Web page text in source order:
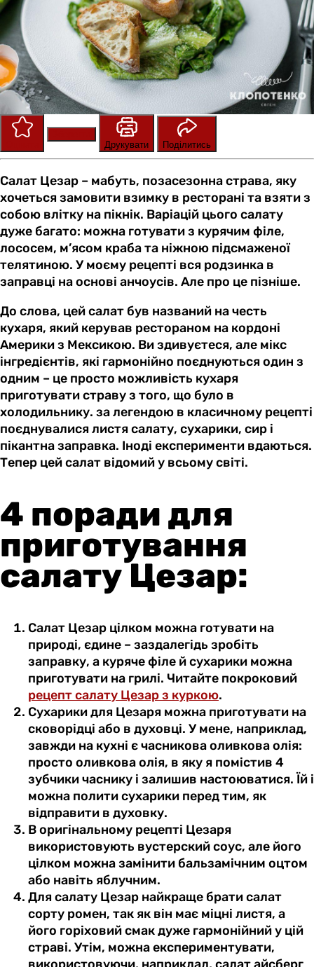
Друкувати
Поділитись
Салат Цезар – мабуть, позасезонна страва, яку
хочеться замовити взимку в ресторані та взяти з
собою влітку на пікнік. Варіацій цього салату
дуже багато: можна готувати з курячим філе,
лососем, м’ясом краба та ніжною підсмаженої
телятиною. У моєму рецепті вся родзинка в
заправці на основі анчоусів. Але про це пізніше.
До слова, цей салат був названий на честь
кухаря, який керував рестораном на кордоні
Америки з Мексикою. Ви здивуєтеся, але мікс
інгредієнтів, які гармонійно поєднуються один з
одним – це просто можливість кухаря
приготувати страву з того, що було в
холодильнику. за легендою в класичному рецепті
поєднувалися листя салату, сухарики, сир і
пікантна заправка. Іноді експерименти вдаються.
Тепер цей салат відомий у всьому світі.
4 поради для
приготування
салату Цезар:
Салат Цезар цілком можна готувати на
природі, єдине – заздалегідь зробіть
заправку, а куряче філе й сухарики можна
приготувати на грилі. Читайте покроковий
рецепт салату Цезар з куркою.
Сухарики для Цезаря можна приготувати на
сковорідці або в духовці. У мене, наприклад,
завжди на кухні є часникова оливкова олія:
просто оливкова олія, в яку я помістив 4
зубчики часнику і залишив настоюватися. Їй і
можна полити сухарики перед тим, як
відправити в духовку.
В оригінальному рецепті Цезаря
використовують вустерский соус, але його
цілком можна замінити бальзамічним оцтом
або навіть яблучним.
Для салату Цезар найкраще брати салат
сорту ромен, так як він має міцні листя, а
його горіховий смак дуже гармонійний у цій
страві. Утім, можна експериментувати,